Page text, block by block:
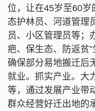
位，让在45岁至60
态护林员、河道管理
员、小区管理员等；
疤、保生态、防返贫
确保部分易地搬迁后
就业。抓实产业。大
等，通过发展产业带
群众经营好迁出地的